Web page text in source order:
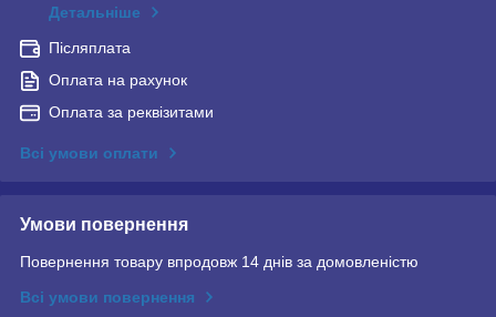
Детальніше
Післяплата
Оплата на рахунок
Оплата за реквізитами
Всі умови оплати
Умови повернення
Повернення товару впродовж 14 днів за домовленістю
Всі умови повернення